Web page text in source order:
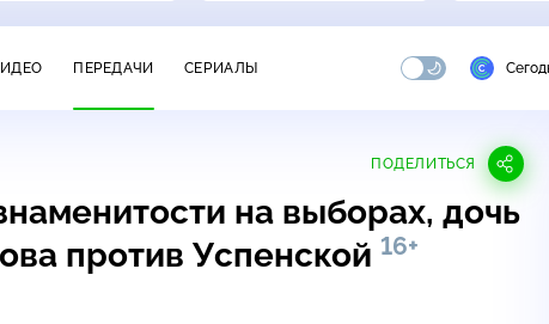
ПЕРЕДАЧИ СЕРИАЛЫ
ПОДЕЛИТЬСЯ
на выборах, дочь
против Успенской 16+